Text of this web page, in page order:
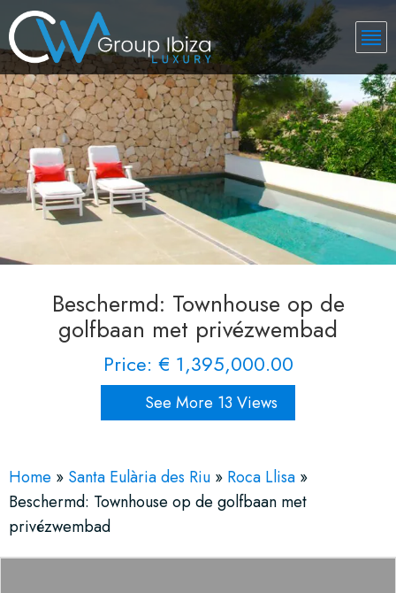
Beschermd: Townhouse op de
golfbaan met privézwembad
Price: € 1,395,000.00
See More 13 Views
Home » Santa Eulària des Riu » Roca Llisa »
Beschermd: Townhouse op de golfbaan met
privézwembad